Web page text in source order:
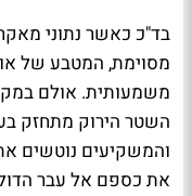
בד"כ כאשר נתוני
מסוימת, המטבע של
משמעותית. אולם
השטר הירוק מתחזק
והמשקיעים נוטשים
את כספם אל עבר